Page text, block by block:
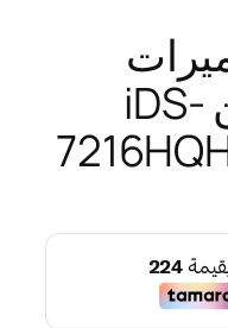
مراقبة هيكفيجن iDS-